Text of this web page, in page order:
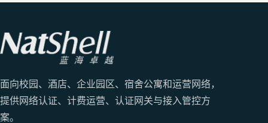
面向校园、酒店、企业园区、宿舍公寓和运营网络，
提供网络认证、计费运营、认证网关与接入管控方
案。